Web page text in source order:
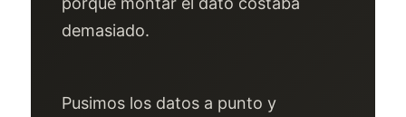
demasiado.
Pusimos los datos a punto y